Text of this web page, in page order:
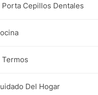
Porta Cepillos Dentales
Termos
Del Hogar